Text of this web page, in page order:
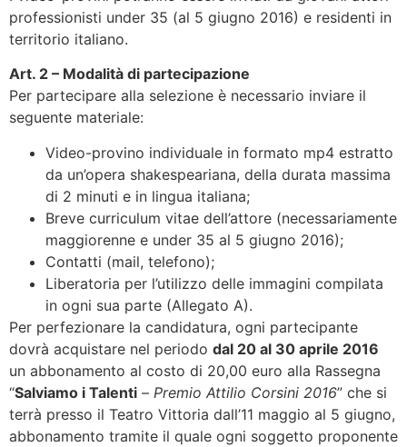
professionisti under 35 (al 5 giugno 2016) e residenti in
territorio italiano.
Art. 2 – Modalità di partecipazione
Per partecipare alla selezione è necessario inviare il
seguente materiale:
Video-provino individuale in formato mp4 estratto
da un’opera shakespeariana, della durata massima
di 2 minuti e in lingua italiana;
Breve curriculum vitae dell’attore (necessariamente
maggiorenne e under 35 al 5 giugno 2016);
Contatti (mail, telefono);
Liberatoria per l’utilizzo delle immagini compilata
in ogni sua parte (Allegato A).
Per perfezionare la candidatura, ogni partecipante
dovrà acquistare nel periodo dal 20 al 30 aprile 2016
un abbonamento al costo di 20,00 euro alla Rassegna
“Salviamo i Talenti – Premio Attilio Corsini 2016” che si
terrà presso il Teatro Vittoria dall’11 maggio al 5 giugno,
abbonamento tramite il quale ogni soggetto proponente